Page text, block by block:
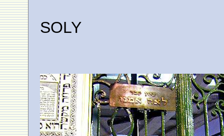
SOLY